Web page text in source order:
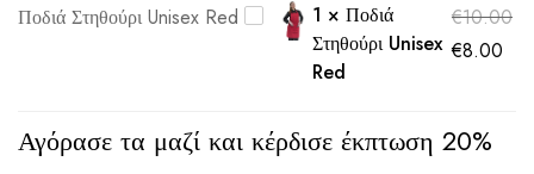
Ποδιά Στηθούρι Unisex Red 1 × Ποδιά
Στηθούρι Unisex
Red
€10.00
€8.00
Αγόρασε τα μαζί και κέρδισε έκπτωση 20%